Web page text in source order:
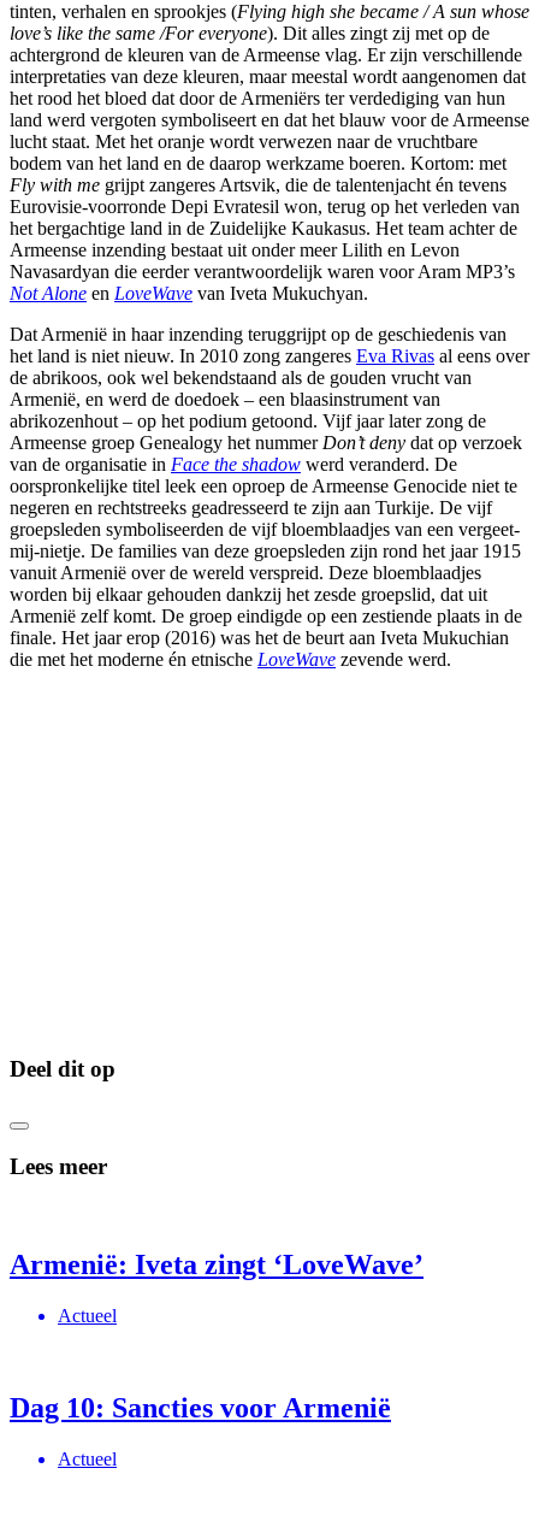
tinten, verhalen en sprookjes (Flying high she became / A sun whose
love’s like the same /For everyone). Dit alles zingt zij met op de
achtergrond de kleuren van de Armeense vlag. Er zijn verschillende
interpretaties van deze kleuren, maar meestal wordt aangenomen dat
het rood het bloed dat door de Armeniërs ter verdediging van hun
land werd vergoten symboliseert en dat het blauw voor de Armeense
lucht staat. Met het oranje wordt verwezen naar de vruchtbare
bodem van het land en de daarop werkzame boeren. Kortom: met
Fly with me grijpt zangeres Artsvik, die de talentenjacht én tevens
Eurovisie-voorronde Depi Evratesil won, terug op het verleden van
het bergachtige land in de Zuidelijke Kaukasus. Het team achter de
Armeense inzending bestaat uit onder meer Lilith en Levon
Navasardyan die eerder verantwoordelijk waren voor Aram MP3’s
Not Alone en LoveWave van Iveta Mukuchyan.
Dat Armenië in haar inzending teruggrijpt op de geschiedenis van
het land is niet nieuw. In 2010 zong zangeres Eva Rivas al eens over
de abrikoos, ook wel bekendstaand als de gouden vrucht van
Armenië, en werd de doedoek – een blaasinstrument van
abrikozenhout – op het podium getoond. Vijf jaar later zong de
Armeense groep Genealogy het nummer Don’t deny dat op verzoek
van de organisatie in Face the shadow werd veranderd. De
oorspronkelijke titel leek een oproep de Armeense Genocide niet te
negeren en rechtstreeks geadresseerd te zijn aan Turkije. De vijf
groepsleden symboliseerden de vijf bloemblaadjes van een vergeet-
mij-nietje. De families van deze groepsleden zijn rond het jaar 1915
vanuit Armenië over de wereld verspreid. Deze bloemblaadjes
worden bij elkaar gehouden dankzij het zesde groepslid, dat uit
Armenië zelf komt. De groep eindigde op een zestiende plaats in de
finale. Het jaar erop (2016) was het de beurt aan Iveta Mukuchian
die met het moderne én etnische LoveWave zevende werd.
Deel dit op
Lees meer
Armenië: Iveta zingt ‘LoveWave’
Actueel
Dag 10: Sancties voor Armenië
Actueel